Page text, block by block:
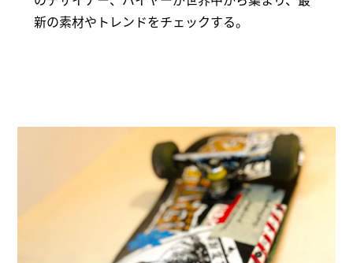
新の素材やトレンドをチェックする。